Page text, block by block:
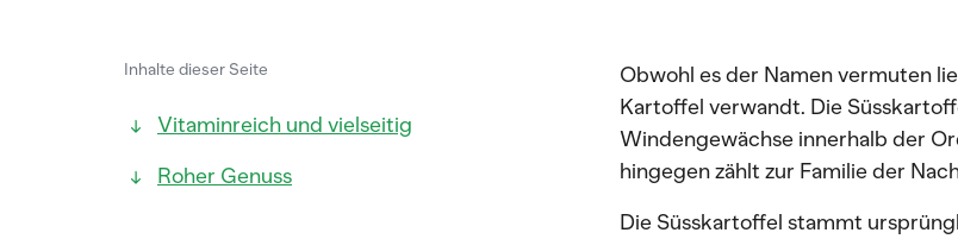
Inhalte dieser Seite
Vitaminreich und vielseitig
Roher Genuss
Obwohl es der Namen vermuten
Kartoffel verwandt. Die
Windengewächse innerhalb der
hingegen zählt zur Familie der
Die Süsskartoffel stammt